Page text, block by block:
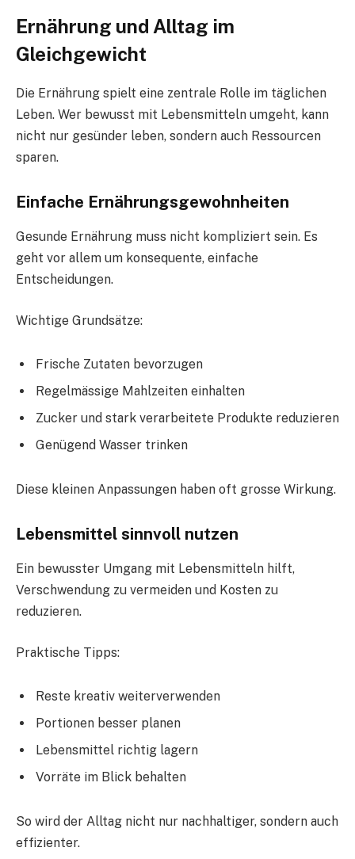
Ernährung und Alltag im
Gleichgewicht
Die Ernährung spielt eine zentrale Rolle im täglichen
Leben. Wer bewusst mit Lebensmitteln umgeht, kann
nicht nur gesünder leben, sondern auch Ressourcen
sparen.
Einfache Ernährungsgewohnheiten
Gesunde Ernährung muss nicht kompliziert sein. Es
geht vor allem um konsequente, einfache
Entscheidungen.
Wichtige Grundsätze:
Frische Zutaten bevorzugen
Regelmässige Mahlzeiten einhalten
Zucker und stark verarbeitete Produkte reduzieren
Genügend Wasser trinken
Diese kleinen Anpassungen haben oft grosse Wirkung.
Lebensmittel sinnvoll nutzen
Ein bewusster Umgang mit Lebensmitteln hilft,
Verschwendung zu vermeiden und Kosten zu
reduzieren.
Praktische Tipps:
Reste kreativ weiterverwenden
Portionen besser planen
Lebensmittel richtig lagern
Vorräte im Blick behalten
So wird der Alltag nicht nur nachhaltiger, sondern auch
effizienter.